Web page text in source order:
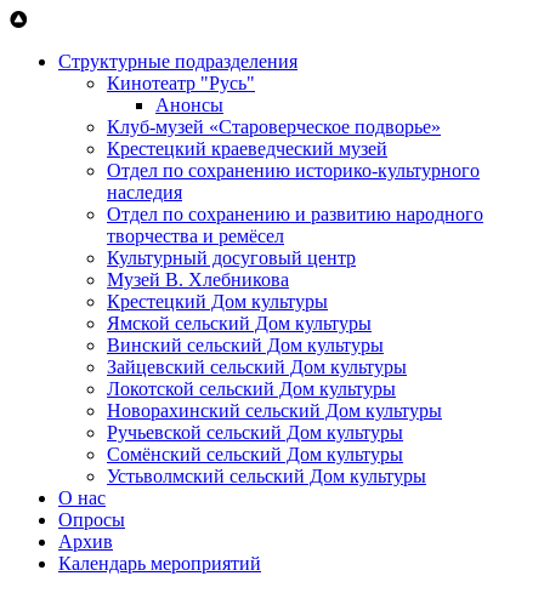
Перейти к основному содержанию
Структурные подразделения
Кинотеатр "Русь"
Анонсы
Клуб-музей «Староверческое подворье»
Крестецкий краеведческий музей
Отдел по сохранению историко-культурного
наследия
Отдел по сохранению и развитию народного
творчества и ремёсел
Культурный досуговый центр
Музей В. Хлебникова
Крестецкий Дом культуры
Ямской сельский Дом культуры
Винский сельский Дом культуры
Зайцевский сельский Дом культуры
Локотской сельский Дом культуры
Новорахинский сельский Дом культуры
Ручьевской сельский Дом культуры
Сомёнский сельский Дом культуры
Устьволмский сельский Дом культуры
О нас
Опросы
Архив
Календарь мероприятий